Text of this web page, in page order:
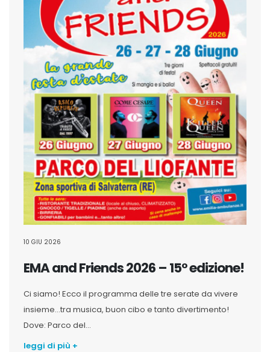
10 GIU 2026
EMA and Friends 2026 – 15° edizione!
Ci siamo! Ecco il programma delle tre serate da vivere
insieme…tra musica, buon cibo e tanto divertimento!
Dove: Parco del...
leggi di più +